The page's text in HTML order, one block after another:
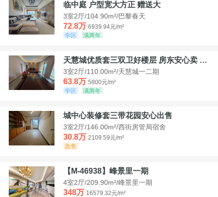
临中庭 户型宽大方正 赠送大
3室2厅/104.90m²/巴黎春天
72.8万 6939.94元/m²
学区
满两年
天慧城优质套三双卫好楼层 房东安心卖 价格好谈
3室2厅/110.00m²/天慧城一二期
63.8万 5800元/m²
学区
满两年
城中心装修套三带花园安心出售
3室2厅/146.00m²/西街房管局宿舍
30.8万 2109.59元/m²
急售
【M-46938】峰景里一期
4室2厅/209.90m²/峰景里一期
348万 16579.32元/m²